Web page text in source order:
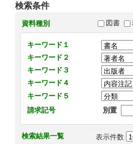
検索条件
資料種別 図書
キーワード１
キーワード２
キーワード３
キーワード４
キーワード５
請求記号
別置
検索結果一覧 表示件数